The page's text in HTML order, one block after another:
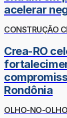
acelerar
CONSTRUÇÃO
Crea-RO
Rondônia
OLHO-NO-OLHO